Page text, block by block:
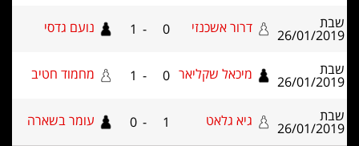
26/01/ דרור אשכנזי 0
1 נועם גדסי
26/01/ מיכאל שקליאר 0
-
1 מחמוד חטיב
26/01/ גיא גלאט 0 עומר בשארה